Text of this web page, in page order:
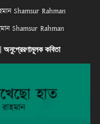
Shamsur Rahman
Shamsur Rahman
কবিতা